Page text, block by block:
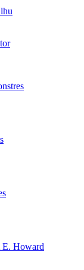
E. Howard